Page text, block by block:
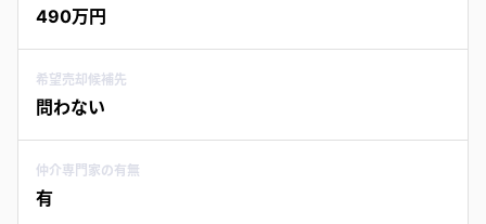
490万円
希望売却候補先
問わない
仲介専門家の有無
有